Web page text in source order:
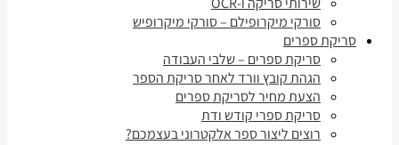
סורקי מיקרופילם – סורקי מיקרופיש
סריקת ספרים
סריקת ספרים – שלבי העבודה
הגהת קובץ וורד לאחר סריקת הספר
הצעת מחיר לסריקת ספרים
סריקת ספרי קודש ודת
רוצים ליצור ספר אלקטרוני בעצמכם?